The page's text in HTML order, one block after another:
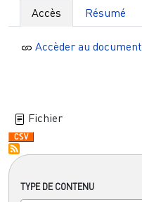
TYPE DE CONTENU
Accès Résumé
Accèder au document
Fichier